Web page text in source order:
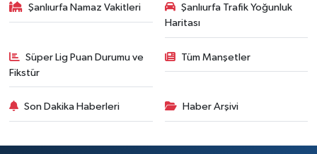
Şanlıurfa Namaz Vakitleri
Şanlıurfa Trafik Yoğunluk
Haritası
Süper Lig Puan Durumu ve
Fikstür
Tüm Manşetler
Son Dakika Haberleri Haber Arşivi